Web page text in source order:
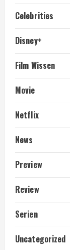
Celebrities
Disney+
Film Wissen
Movie
Netflix
News
Preview
Review
Serien
Uncategorized